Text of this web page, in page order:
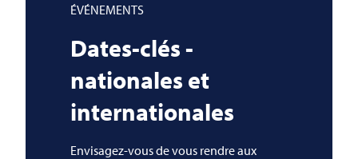
ÉVÉNEMENTS
Dates-clés -
nationales et
internationales
Envisagez-vous de vous rendre aux